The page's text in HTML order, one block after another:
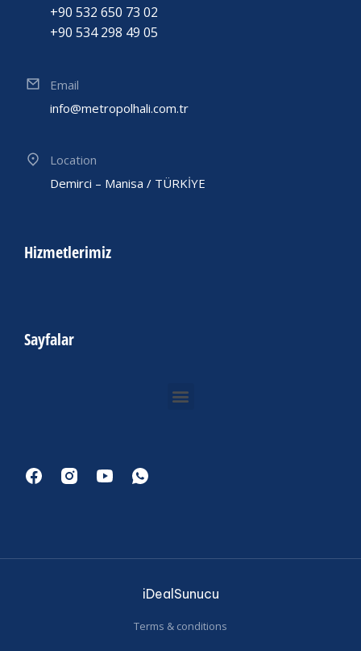
+90 532 650 73 02
+90 534 298 49 05
Email
info@metropolhali.com.tr
Location
Demirci – Manisa / TÜRKİYE
Hizmetlerimiz
Sayfalar
iDealSunucu
Terms & conditions